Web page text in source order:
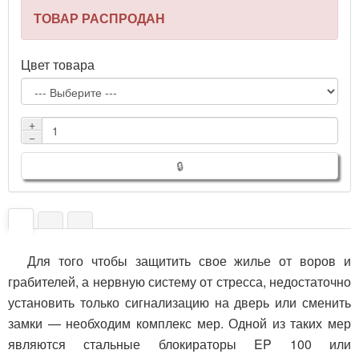
ТОВАР РАСПРОДАН
Цвет товара
+
−
🔒
Для того чтобы защитить свое жилье от воров и
грабителей, а нервную систему от стресса, недостаточно
установить только сигнализацию на дверь или сменить
замки — необходим комплекс мер. Одной из таких мер
являются стальные блокираторы EP 100 или